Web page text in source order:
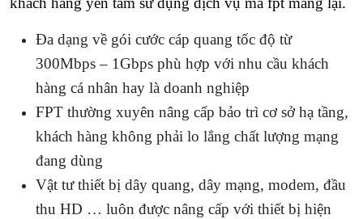
Đa dạng về gói cước cáp quang tốc độ từ
300Mbps – 1Gbps phù hợp với nhu cầu khách
hàng cá nhân hay là doanh nghiệp
FPT thường xuyên nâng cấp bảo trì cơ sở hạ tầng,
khách hàng không phải lo lắng chất lượng mạng
đang dùng
Vật tư thiết bị dây quang, dây mạng, modem, đầu
thu HD … luôn được nâng cấp với thiết bị hiện